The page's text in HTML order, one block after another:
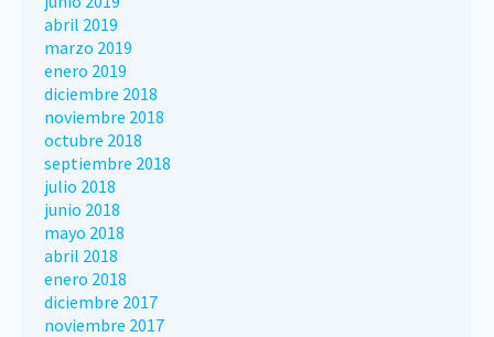
abril 2019
marzo 2019
enero 2019
diciembre 2018
noviembre 2018
octubre 2018
septiembre 2018
julio 2018
junio 2018
mayo 2018
abril 2018
enero 2018
diciembre 2017
noviembre 2017